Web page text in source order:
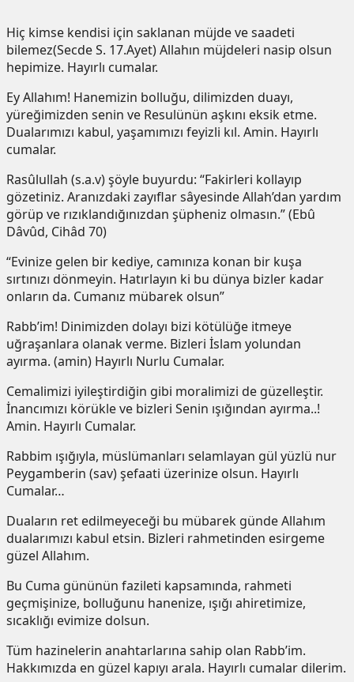
Hiç kimse kendisi için saklanan müjde ve saadeti
bilemez(Secde S. 17.Ayet) Allahın müjdeleri nasip olsun
hepimize. Hayırlı cumalar.
Ey Allahım! Hanemizin bolluğu, dilimizden duayı,
yüreğimizden senin ve Resulünün aşkını eksik etme.
Dualarımızı kabul, yaşamımızı feyizli kıl. Amin. Hayırlı
cumalar.
Rasûlullah (s.a.v) şöyle buyurdu: “Fakirleri kollayıp
gözetiniz. Aranızdaki zayıflar sâyesinde Allah’dan yardım
görüp ve rızıklandığınızdan şüpheniz olmasın.” (Ebû
Dâvûd, Cihâd 70)
“Evinize gelen bir kediye, camınıza konan bir kuşa
sırtınızı dönmeyin. Hatırlayın ki bu dünya bizler kadar
onların da. Cumanız mübarek olsun”
Rabb’im! Dinimizden dolayı bizi kötülüğe itmeye
uğraşanlara olanak verme. Bizleri İslam yolundan
ayırma. (amin) Hayırlı Nurlu Cumalar.
Cemalimizi iyileştirdiğin gibi moralimizi de güzelleştir.
İnancımızı körükle ve bizleri Senin ışığından ayırma..!
Amin. Hayırlı Cumalar.
Rabbim ışığıyla, müslümanları selamlayan gül yüzlü nur
Peygamberin (sav) şefaati üzerinize olsun. Hayırlı
Cumalar…
Duaların ret edilmeyeceği bu mübarek günde Allahım
dualarımızı kabul etsin. Bizleri rahmetinden esirgeme
güzel Allahım.
Bu Cuma gününün fazileti kapsamında, rahmeti
geçmişinize, bolluğunu hanenize, ışığı ahiretimize,
sıcaklığı evimize dolsun.
Tüm hazinelerin anahtarlarına sahip olan Rabb’im.
Hakkımızda en güzel kapıyı arala. Hayırlı cumalar dilerim.